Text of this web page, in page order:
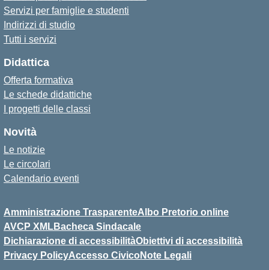
Servizi per famiglie e studenti
Indirizzi di studio
Tutti i servizi
Didattica
Offerta formativa
Le schede didattiche
I progetti delle classi
Novità
Le notizie
Le circolari
Calendario eventi
Amministrazione TrasparenteAlbo Pretorio online
AVCP XMLBacheca Sindacale
Dichiarazione di accessibilitàObiettivi di accessibilità
Privacy PolicyAccesso Civico Note Legali